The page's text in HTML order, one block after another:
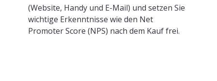
(Website, Handy und E-Mail) und setzen Sie
wichtige Erkenntnisse wie den Net
Promoter Score (NPS) nach dem Kauf frei.